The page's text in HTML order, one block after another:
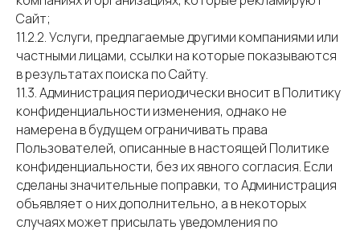
Сайт;
11.2.2. Услуги, предлагаемые другими компаниями или
частными лицами, ссылки на которые показываются
в результатах поиска по Сайту.
11.3. Администрация периодически вносит в Политику
конфиденциальности изменения, однако не
намерена в будущем ограничивать права
Пользователей, описанные в настоящей Политике
конфиденциальности, без их явного согласия. Если
сделаны значительные поправки, то Администрация
объявляет о них дополнительно, а в некоторых
случаях может присылать уведомления по